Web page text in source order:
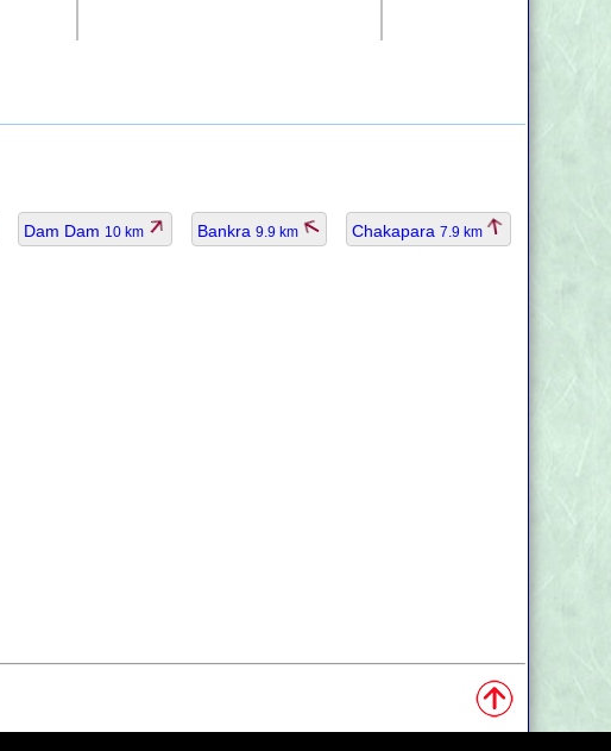
Dam Dam 10 km Bankra 9.9 km Chakapara 7.9 km